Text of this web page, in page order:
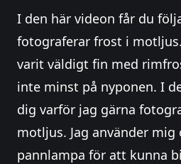
I den här videon får du
fotograferar frost i
varit väldigt fin med
inte minst på nyponen. I
dig varför jag gärna
motljus. Jag använder mig
pannlampa för att kunna